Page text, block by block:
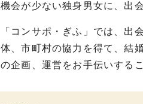
機会が少ない独身男女に、出
「コンサポ・ぎふ」では、出
体、市町村の協力を得て、結
の企画、運営をお手伝いする